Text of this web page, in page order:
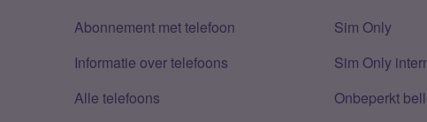
Abonnement met telefoon
Informatie over telefoons
Alle telefoons
Sim Only
Sim Only
Onbeperkt